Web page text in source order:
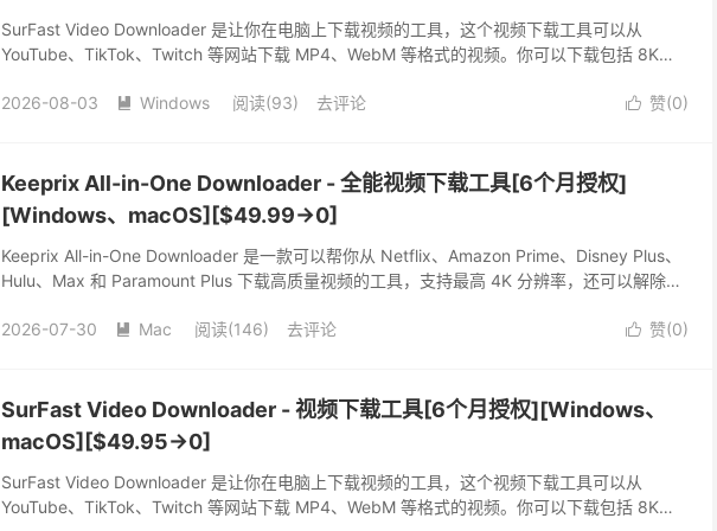
SurFast Video Downloader 是让你在电脑上下载视频的工具，这个视频下载工具可以从
YouTube、TikTok、Twitch 等网站下载 MP4、WebM 等格式的视频。你可以下载包括 8K、
 赞(0)
2026-08-03  Windows 阅读(93) 去评论
Keeprix All-in-One Downloader - 全能视频下载工具[6个月授权]
[Windows、macOS][$49.99→0]
Keeprix All-in-One Downloader 是一款可以帮你从 Netflix、Amazon Prime、Disney Plus、
Hulu、Max 和 Paramount Plus 下载高质量视频的工具，支持最高 4K 分辨率，还可以解除流
 赞(0)
2026-07-30  Mac 阅读(146) 去评论
SurFast Video Downloader - 视频下载工具[6个月授权][Windows、
macOS][$49.95→0]
SurFast Video Downloader 是让你在电脑上下载视频的工具，这个视频下载工具可以从
YouTube、TikTok、Twitch 等网站下载 MP4、WebM 等格式的视频。你可以下载包括 8K、